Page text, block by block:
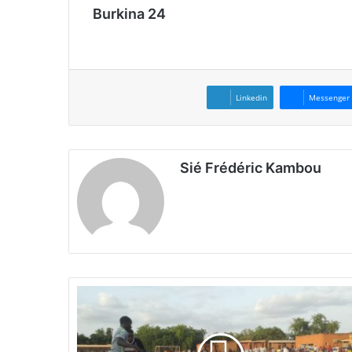
Burkina 24
Linkedin Messenger
Sié Frédéric Kambou
e
d